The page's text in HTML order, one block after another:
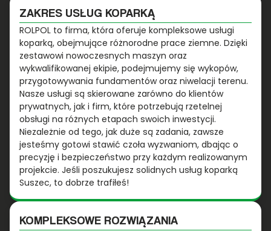
ZAKRES USŁUG KOPARKĄ
ROLPOL to firma, która oferuje kompleksowe usługi
koparką, obejmujące różnorodne prace ziemne. Dzięki
zestawowi nowoczesnych maszyn oraz
wykwalifikowanej ekipie, podejmujemy się wykopów,
przygotowywania fundamentów oraz niwelacji terenu.
Nasze usługi są skierowane zarówno do klientów
prywatnych, jak i firm, które potrzebują rzetelnej
obsługi na różnych etapach swoich inwestycji.
Niezależnie od tego, jak duże są zadania, zawsze
jesteśmy gotowi stawić czoła wyzwaniom, dbając o
precyzję i bezpieczeństwo przy każdym realizowanym
projekcie. Jeśli poszukujesz solidnych usług koparką
Suszec, to dobrze trafiłeś!
KOMPLEKSOWE ROZWIĄZANIA